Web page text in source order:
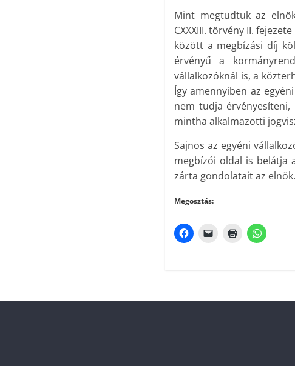
Mint megtudtuk az
CXXXIII. törvény II.
között a megbízási díj
érvényű a
vállalkozóknál is, a
Így amennyiben az
nem tudja
mintha alkalmazotti
Sajnos az egyéni
megbízói oldal is belátja
zárta gondolatait az elnök.
Megosztás: